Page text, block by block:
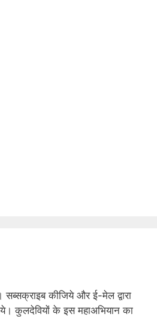
कीजिये और ई-मेल द्वारा
कुलदेवियों के इस महाअभियान का